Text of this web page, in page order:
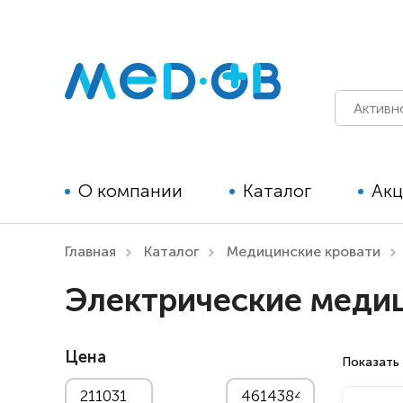
О компании Каталог
реабилитации для детей
реабилитации для взрослых
Главная Каталог Медицинские кровати
Электрические
Цена Показать